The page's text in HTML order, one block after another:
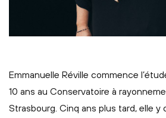
Emmanuelle Réville commence
10 ans au Conservatoire à
Strasbourg. Cinq ans plus tard, elle y